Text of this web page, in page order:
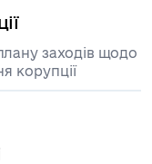
заходів щодо
корупції